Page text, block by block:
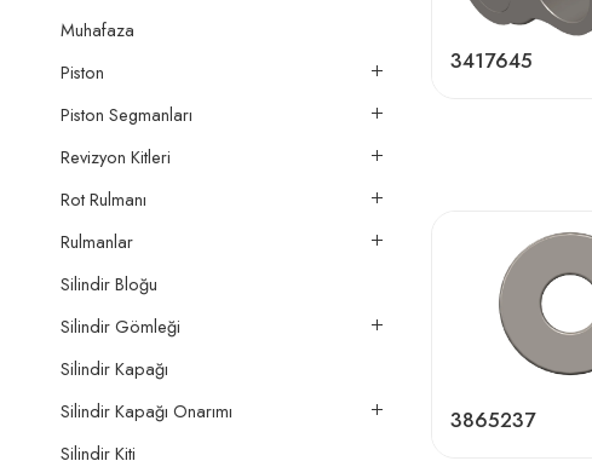
3417645
3865237
Muhafaza
Piston
Piston Segmanları
Revizyon Kitleri
Rot Rulmanı
Rulmanlar
Silindir Bloğu
Silindir Gömleği
Silindir Kapağı
Silindir Kapağı Onarımı
Silindir Kiti